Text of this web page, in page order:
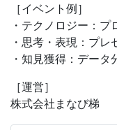
［イベント例］
・テクノロジー：
・思考・表現：プ
・知見獲得：デー
［運営］
株式会社まなび梯